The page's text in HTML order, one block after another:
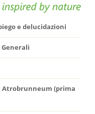
e delucidazioni
Atrobrunneum (prima